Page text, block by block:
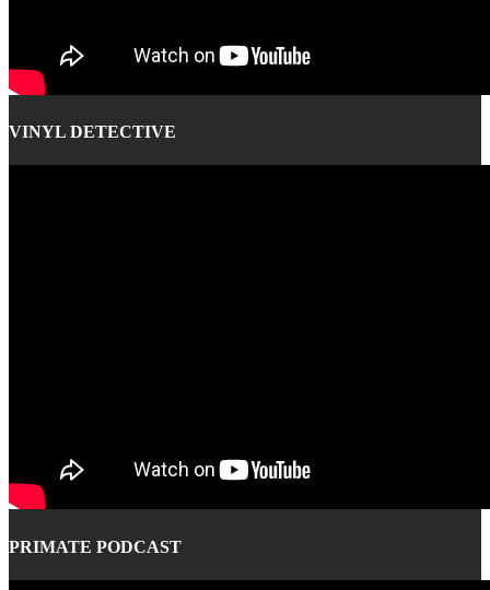
VINYL DETECTIVE
PRIMATE PODCAST